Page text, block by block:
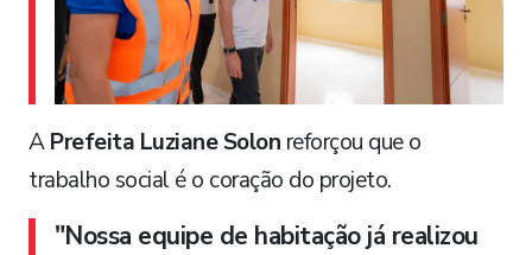
APrefeita Luziane Solon reforçou que o
trabalho social é o coração do projeto.
"Nossa equipe de habitação já realizou